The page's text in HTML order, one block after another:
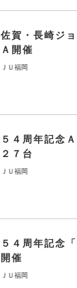
佐賀・長崎ジ
Ａ開催
ＪＵ福岡
５４周年記念
２７台
ＪＵ福岡
５４周年記念
開催
ＪＵ福岡